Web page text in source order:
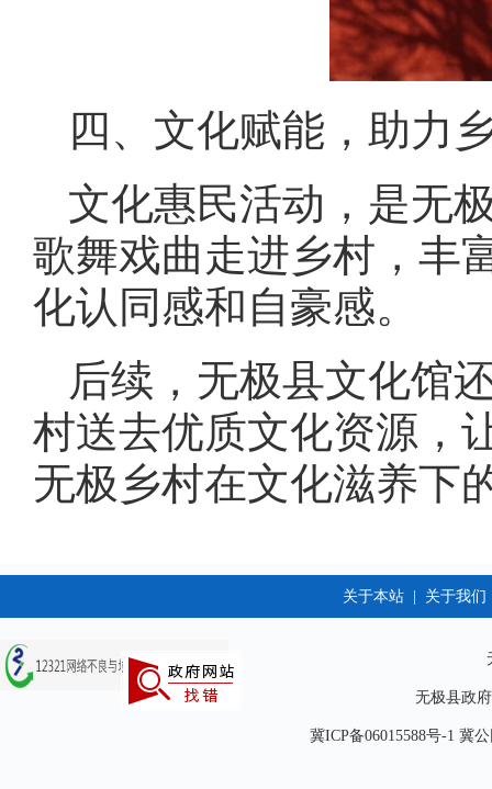
四、文化赋能，助力
文化惠民活动，是无
歌舞戏曲走进乡村，丰
化认同感和自豪感。
后续，无极县文化馆
村送去优质文化资源，
无极乡村在文化滋养下